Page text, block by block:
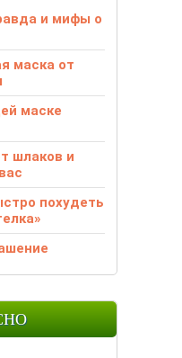
и мифы о
маска от
маске
шлаков и
похудеть